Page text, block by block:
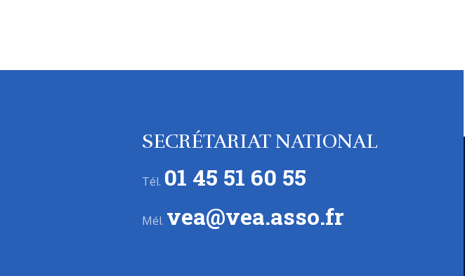
SECRÉTARIAT NATIONAL
Tél. 01 45 51 60 55
Mél. vea@vea.asso.fr